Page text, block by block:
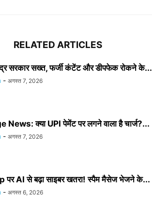
RELATED ARTICLES
सरकार सख्त, फर्जी कंटेंट और डीपफेक रोकने के...
- अगस्त 7, 2026
News: क्या UPI पेमेंट पर लगने वाला है चार्ज?...
- अगस्त 7, 2026
AI से बढ़ा साइबर खतरा! स्पैम मैसेज भेजने के...
- अगस्त 6, 2026